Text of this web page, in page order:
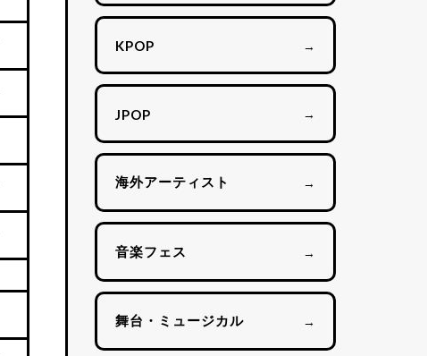
KPOP →
JPOP →
海外アーティスト →
音楽フェス →
舞台・ミュージカル →